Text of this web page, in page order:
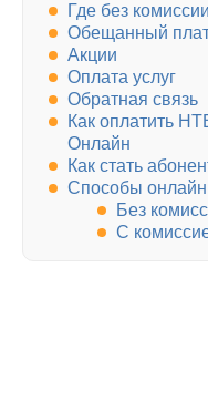
Где без
Обещанный
Акции
Оплата услуг
Обратная связь
Как оплатить
Онлайн
Как стать
Способы
Без
С